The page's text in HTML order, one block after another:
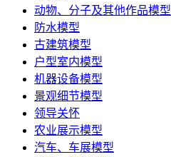
动物、分子及其他作品模型
防水模型
古建筑模型
户型室内模型
机器设备模型
景观细节模型
领导关怀
农业展示模型
汽车、车展模型